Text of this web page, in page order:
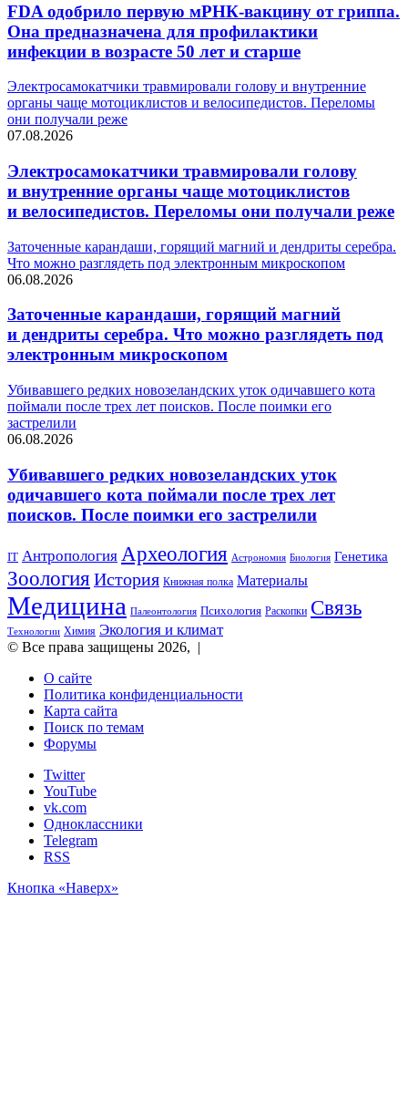
FDA одобрило первую мРНК-вакцину от гриппа.
Она предназначена для профилактики
инфекции в возрасте 50 лет и старше
Электросамокатчики травмировали голову и внутренние
органы чаще мотоциклистов и велосипедистов. Переломы
они получали реже
07.08.2026
Электросамокатчики травмировали голову
и внутренние органы чаще мотоциклистов
и велосипедистов. Переломы они получали реже
Заточенные карандаши, горящий магний и дендриты серебра.
Что можно разглядеть под электронным микроскопом
06.08.2026
Заточенные карандаши, горящий магний
и дендриты серебра. Что можно разглядеть под
электронным микроскопом
Убивавшего редких новозеландских уток одичавшего кота
поймали после трех лет поисков. После поимки его
застрелили
06.08.2026
Убивавшего редких новозеландских уток
одичавшего кота поймали после трех лет
поисков. После поимки его застрелили
IT Антропология Археология Астрономия Биология Генетика
Зоология История Книжная полка Материалы
Медицина Палеонтология Психология Раскопки Связь
Технологии Химия Экология и климат
© Все права защищены 2026, |
О сайте
Политика конфиденциальности
Карта сайта
Поиск по темам
Форумы
Twitter
YouTube
vk.com
Одноклассники
Telegram
RSS
Кнопка «Наверх»